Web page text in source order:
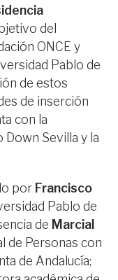
del
ONCE y
Pablo de
de estos
de inserción
con la
Sevilla y la
por Francisco
Pablo de
de Marcial
de Personas con
de Andalucía;